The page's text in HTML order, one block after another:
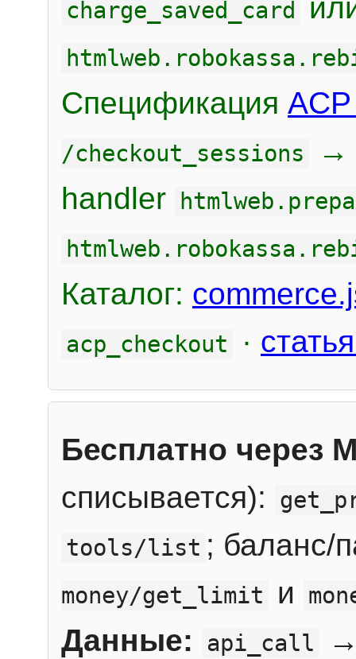
charge_saved_card
Спецификация
/checkout_sessions
handler
Каталог:
acp_checkout ·
Бесплатно через
списывается):
tools/list ; баланс/
money/get_limit и
Данные: api_call